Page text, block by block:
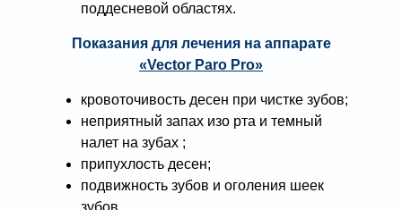
поддесневой областях.
Показания для лечения на аппарате
«Vector Paro Pro»
кровоточивость десен при чистке зубов;
неприятный запах изо рта и темный
налет на зубах ;
припухлость десен;
подвижность зубов и оголения шеек
зубов.